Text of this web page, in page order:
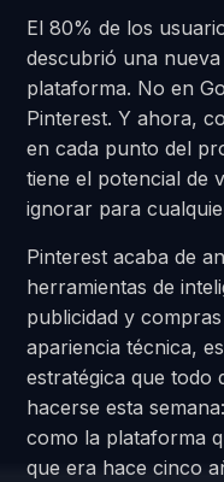
El 80% de los
descubrió una
plataforma. No en
Pinterest. Y ahora,
en cada punto del
tiene el potencial de
ignorar para
Pinterest acaba de
herramientas de
publicidad y
apariencia técnica,
estratégica que todo
hacerse esta
como la plataforma
que era hace cinco